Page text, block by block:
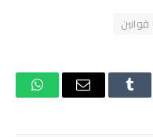
Tumblr البريد